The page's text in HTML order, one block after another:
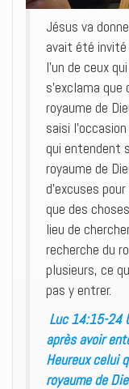
Jésus va
avait été invité
l’un de ceux
s’exclama
royaume de
saisi
qui entendent
royaume de
d’excuses
que des
lieu de
recherche du
plusieurs, ce
pas y entrer.
Luc 14:15-24
après avoir
Heureux celui
royaume de